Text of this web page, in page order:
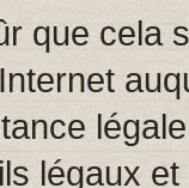
que cela
légaux